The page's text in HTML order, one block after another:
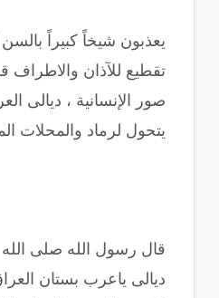
يعذبون شيخاً كبيراً
تقطيع للآذان والاطراف
صور الإنسانية ، ديالى
يتحول لرماد والمحلات
‏قال رسول الله صلى الله
ديالى ياعرب ‏بستان